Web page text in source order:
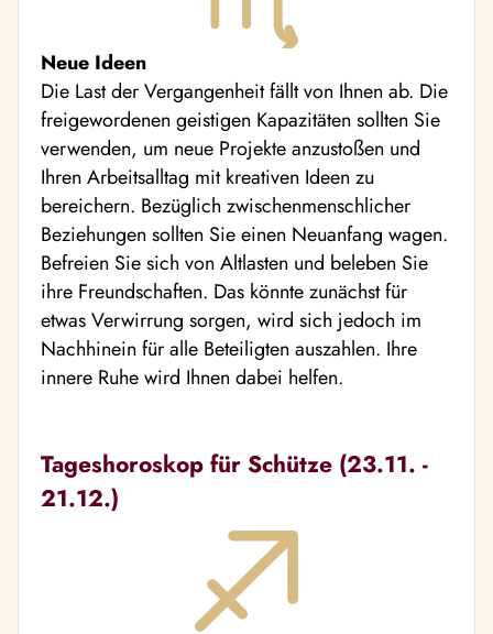
Neue Ideen
Die Last der Vergangenheit fällt von Ihnen ab. Die
freigewordenen geistigen Kapazitäten sollten Sie
verwenden, um neue Projekte anzustoßen und
Ihren Arbeitsalltag mit kreativen Ideen zu
bereichern. Bezüglich zwischenmenschlicher
Beziehungen sollten Sie einen Neuanfang wagen.
Befreien Sie sich von Altlasten und beleben Sie
ihre Freundschaften. Das könnte zunächst für
etwas Verwirrung sorgen, wird sich jedoch im
Nachhinein für alle Beteiligten auszahlen. Ihre
innere Ruhe wird Ihnen dabei helfen.
Tageshoroskop für Schütze (23.11. -
21.12.)